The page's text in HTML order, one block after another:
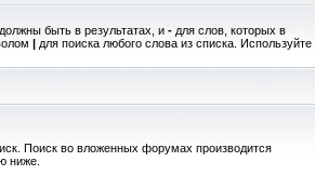
быть в результатах, и - для слов, которых в
| для поиска любого слова из списка. Используйте
Поиск во вложенных форумах производится
ниже.